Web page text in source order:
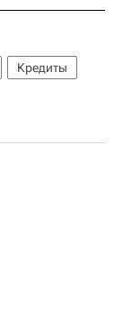
Кредиты